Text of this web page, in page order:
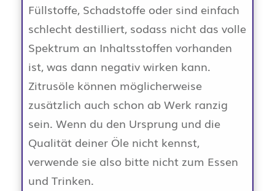
Füllstoffe, Schadstoffe oder sind einfach
schlecht destilliert, sodass nicht das volle
Spektrum an Inhaltsstoffen vorhanden
ist, was dann negativ wirken kann.
Zitrusöle können möglicherweise
zusätzlich auch schon ab Werk ranzig
sein. Wenn du den Ursprung und die
Qualität deiner Öle nicht kennst,
verwende sie also bitte nicht zum Essen
und Trinken.